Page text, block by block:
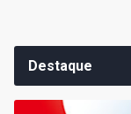
Destaque